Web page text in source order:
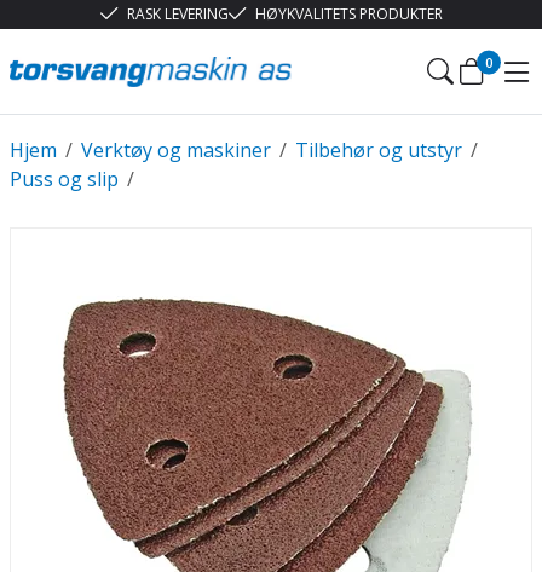
RASK LEVERING HØYKVALITETS PRODUKTER
0
/
Hjem /
Verktøy og maskiner /
Tilbehør og utstyr
/
Puss og slip